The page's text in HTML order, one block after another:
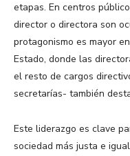
etapas. En centros
director o directora son
protagonismo es mayor
Estado, donde las
el resto de cargos
secretarías- también
Este liderazgo es clave
sociedad más justa e